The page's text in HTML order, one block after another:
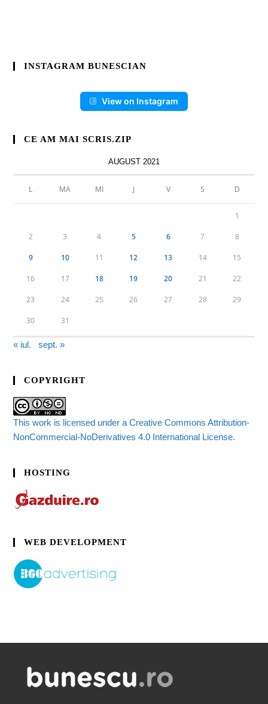
INSTAGRAM BUNESCIAN
View on Instagram
CE AM MAI SCRIS.ZIP
AUGUST 2021
L MA MI J V S D
1
2 3 4 5 6 7 8
9 10 11 12 13 14 15
16 17 18 19 20 21 22
23 24 25 26 27 28 29
30 31
« iul. sept. »
COPYRIGHT
This work is licensed under a Creative Commons Attribution-
NonCommercial-NoDerivatives 4.0 International License.
HOSTING
WEB DEVELOPMENT